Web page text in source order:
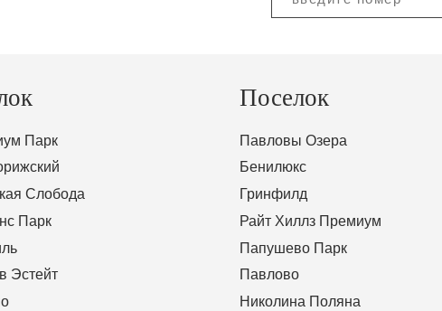
Парк
Слобода
Парк
Эстейт
Поселок
Павловы Озера
Бенилюкс
Гринфилд
Райт Хиллз Премиум
Папушево Парк
Павлово
Николина Поляна